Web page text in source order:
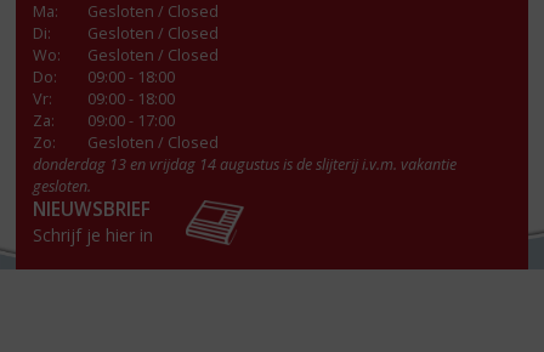
Ma:
Gesloten / Closed
Di:
Gesloten / Closed
Wo:
Gesloten / Closed
Do:
09:00 - 18:00
Vr:
09:00 - 18:00
Za:
09:00 - 17:00
Zo:
Gesloten / Closed
donderdag 13 en vrijdag 14 augustus is de slijterij i.v.m. vakantie
gesloten.
NIEUWSBRIEF
Schrijf je hier in